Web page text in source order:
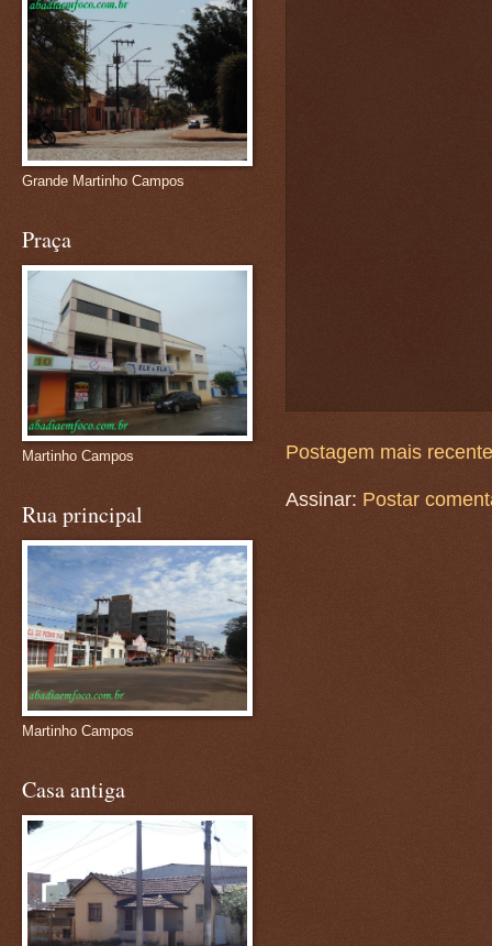
Postagem mais recente
Assinar: Postar
Grande Martinho Campos
Praça
Martinho Campos
Rua principal
Martinho Campos
Casa antiga